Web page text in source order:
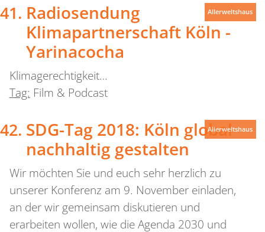
Radiosendung
Klimapartnerschaft Köln -
Yarinacocha
Klimagerechtigkeit…
Tag: Film & Podcast
Allerweltshaus
SDG-Tag 2018: Köln global
nachhaltig gestalten
Wir möchten Sie und euch sehr herzlich zu
unserer Konferenz am 9. November einladen,
an der wir gemeinsam diskutieren und
erarbeiten wollen, wie die Agenda 2030 und
Allerweltshaus